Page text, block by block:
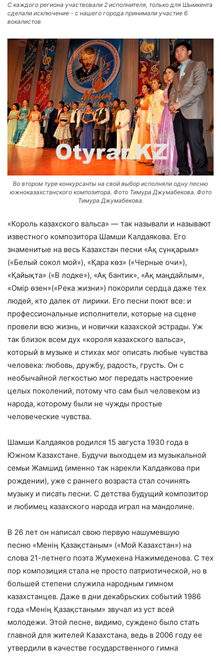
С каждого региона участвовали 2 исполнителя, только для Шымкента
сделали исключение - с нашего города принимали участие 6
вокалистов
Во втором туре конкурсанты на свой выбор исполняли одну песню
южноказахстанского композитора. Фото Тимура Джумабекова. Фото
Тимура Джумабекова.
«Король казахского вальса» — так называли и называют
известного композитора Шамши Калдаякова. Его
знаменитые на весь Казахстан песни «Ақ сүнқарым»
(«Белый сокол мой»), «Қара көз» («Черные очи»),
«Қайықта» («В лодке»), «Ақ бантик», «Ақ маңдайлым»,
«Омір өзен»(«Река жизни») покорили сердца даже тех
людей, кто далек от лирики. Его песни поют все: и
профессиональные исполнители, которые на сцене
провели всю жизнь, и новички казахской эстрады. Уж
так близок всем дух «короля казахского вальса»,
который в музыке и стихах мог описать любые чувства
человека: любовь, дружбу, радость, грусть. Он с
необычайной легкостью мог передать настроение
целых поколений, потому что сам был человеком из
народа, которому были не чужды простые
человеческие чувства.
Шамши Калдаяков родился 15 августа 1930 года в
Южном Казахстане. Будучи выходцем из музыкальной
семьи Жамшид (именно так нарекли Калдаякова при
рождении), уже с раннего возраста стал сочинять
музыку и писать песни. С детства будущий композитор
и любимец казахского народа играл на мандолине.
В 26 лет он написал свою первую нашумевшую
песню «Менің Қазақстаным» («Мой Казахстан») на
слова 21-летнего поэта Жумекена Нажимеденова. С тех
пор композиция стала не просто патриотической, но в
большей степени служила народным гимном
казахстанцев. Даже в дни декабрьских событий 1986
года «Менің Қазақстаным» звучал из уст всей
молодежи. Этой песне, видимо, суждено было стать
главной для жителей Казахстана, ведь в 2006 году ее
утвердили в качестве государственного гимна